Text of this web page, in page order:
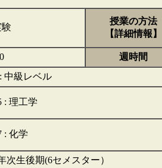
授業の方法
【詳細情報】
週時間
中級レベル
: 理工学
: 化学
次生後期(6セメスター）